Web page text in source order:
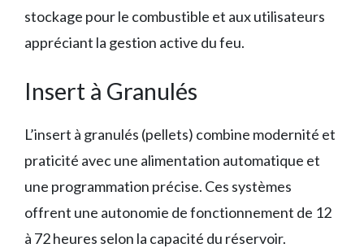
stockage pour le combustible et aux utilisateurs
appréciant la gestion active du feu.
Insert à Granulés
L’insert à granulés (pellets) combine modernité et
praticité avec une alimentation automatique et
une programmation précise. Ces systèmes
offrent une autonomie de fonctionnement de 12
à 72 heures selon la capacité du réservoir.